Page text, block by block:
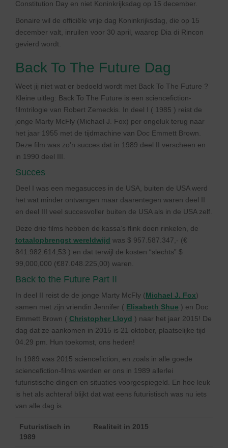
Constitution Day en niet Koninkrijksdag op 15 december.
Bonaire wil de officiële vrije dag Koninkrijksdag, die op 15
december valt, inruilen voor 30 april, waarop Dia di Rincon
gevierd wordt.
Back To The Future Dag
Weet jij niet wat er bedoeld wordt met Back To The Future ?
Kleine uitleg: Back To The Future is een sciencefiction-
filmtrilogie van Robert Zemeckis. In deel I ( 1985 ) reist de
jonge Marty McFly (Michael J. Fox) per ongeluk terug naar
het jaar 1955 met de tijdmachine van Doc Emmett Brown.
Deze film was zo’n succes dat in 1989 deel II verscheen en
in 1990 deel III.
Succes
Deel I was een megasucces in de USA, buiten de USA werd
het wat minder ontvangen maar daarentegen waren deel II
en deel III veel succesvoller buiten de USA als in de USA zelf.
Deze drie films hebben de kassa’s flink doen rinkelen, de
totaalopbrengst wereldwijd was $ 957.587.347,- (€
841.982.614,53 ) en dat terwijl de kosten “slechts” $
99,000,000 (€87.048.225,00) waren.
Back to the Future Part II
In deel II reist de de jonge Marty McFly (Michael J. Fox)
samen met zijn vriendin Jennifer ( Elisabeth Shue ) en Doc
Emmett Brown ( Christopher Lloyd ) naar het jaar 2015! De
dag dat ze aankomen in 2015 is 21 oktober, plaatselijke tijd
04.29 pm. Hun toekomst, ons heden!
In 1989 was 2015 sciencefiction, en zoals in alle goede
sciencefiction-films werden er ons in 1989 allerlei
futuristische dingen en situaties voorgespiegeld. En hoe leuk
is het als achteraf blijkt dat wat eens futuristisch was nu iets
van alle dag is.
Futuristisch in
1989
Realiteit in 2015